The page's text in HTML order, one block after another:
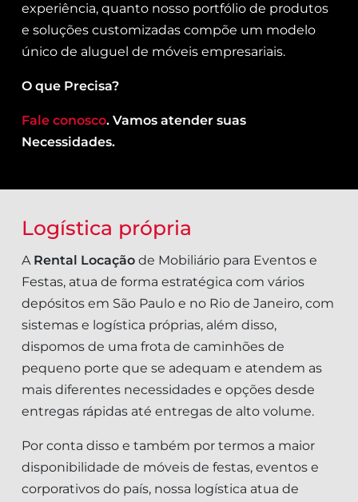
experiência, quanto nosso portfólio de produtos
e soluções customizadas compõe um modelo
único de aluguel de móveis empresariais.
O que Precisa?
Fale conosco. Vamos atender suas
Necessidades.
Logística própria
A Rental Locação de Mobiliário para Eventos e
Festas, atua de forma estratégica com vários
depósitos em São Paulo e no Rio de Janeiro, com
sistemas e logística próprias, além disso,
dispomos de uma frota de caminhões de
pequeno porte que se adequam e atendem as
mais diferentes necessidades e opções desde
entregas rápidas até entregas de alto volume.
Por conta disso e também por termos a maior
disponibilidade de móveis de festas, eventos e
corporativos do país, nossa logística atua de